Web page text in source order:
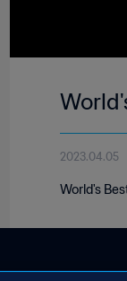
2023.04.05
World's